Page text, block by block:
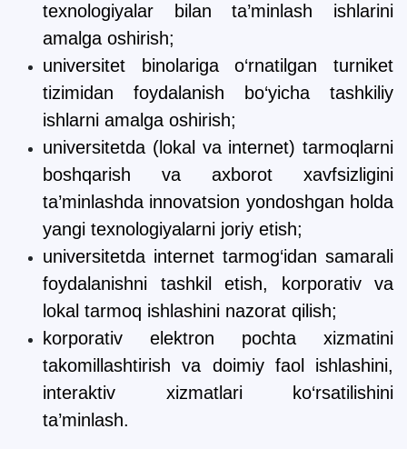
texnologiyalar bilan ta’minlash ishlarini
amalga oshirish;
universitet binolariga o‘rnatilgan turniket
tizimidan foydalanish bo‘yicha tashkiliy
ishlarni amalga oshirish;
universitetda (lokal va internet) tarmoqlarni
boshqarish va axborot xavfsizligini
ta’minlashda innovatsion yondoshgan holda
yangi texnologiyalarni joriy etish;
universitetda internet tarmog‘idan samarali
foydalanishni tashkil etish, korporativ va
lokal tarmoq ishlashini nazorat qilish;
korporativ elektron pochta xizmatini
takomillashtirish va doimiy faol ishlashini,
interaktiv xizmatlari ko‘rsatilishini
ta’minlash.